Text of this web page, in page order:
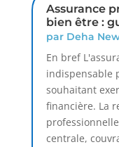
Assurance
bien être :
par Deha
En bref
indispensable
souhaitant
financière. La
centrale,